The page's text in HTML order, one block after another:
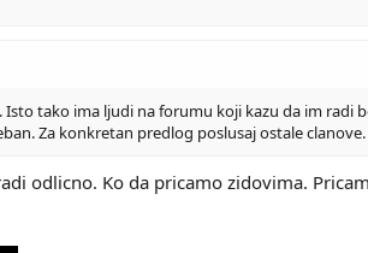
tako ima ljudi na forumu koji kazu da im radi
Za konkretan predlog poslusaj ostale clanove.
odlicno. Ko da pricamo zidovima.